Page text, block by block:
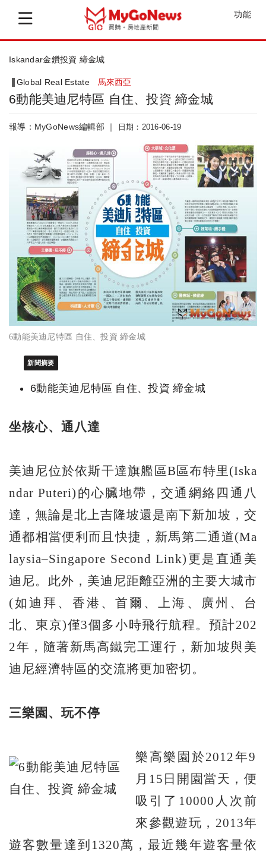
功能
締金城 位居美迪尼CBD 心臟地段，增...
Global Real Estate 馬來西亞
6動能美迪尼特區 自住、投資 締金城
報導：MyGoNews編輯部 ｜ 日期：2016-06-19
6動能美迪尼特區 自住、投資 締金城
新聞摘要
6動能美迪尼特區 自住、投資 締金城
坐核心、通八達
美迪尼位於依斯干達旗艦區B區布特里(Iska
ndar Puteri)的心臟地帶，交通網絡四通八
達，無論是北上吉隆坡還是南下新加坡，交
通都相當便利而且快捷，新馬第二通道(Ma
laysia–Singapore Second Link)更是直通美
迪尼。此外，美迪尼距離亞洲的主要大城市
(如迪拜、香港、首爾、上海、廣州、台
北、東京)僅3個多小時飛行航程。預計202
2年，隨著新馬高鐵完工運行，新加坡與美
迪尼經濟特區的交流將更加密切。
三樂園、玩不停
樂高樂園於2012年9
月15日開園當天，便
吸引了10000人次前
來參觀遊玩，2013年
遊客數量達到1320萬，最近幾年遊客量依